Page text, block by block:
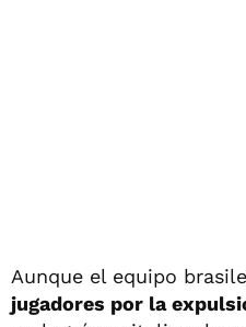
Aunque el equipo
jugadores por la